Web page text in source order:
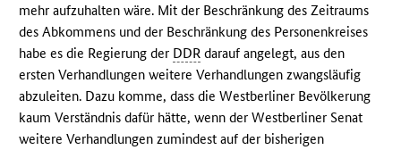
mehr aufzuhalten wäre. Mit der Beschränkung des Zeitraums
des Abkommens und der Beschränkung des Personenkreises
habe es die Regierung der DDR darauf angelegt, aus den
ersten Verhandlungen weitere Verhandlungen zwangsläufig
abzuleiten. Dazu komme, dass die Westberliner Bevölkerung
kaum Verständnis dafür hätte, wenn der Westberliner Senat
weitere Verhandlungen zumindest auf der bisherigen